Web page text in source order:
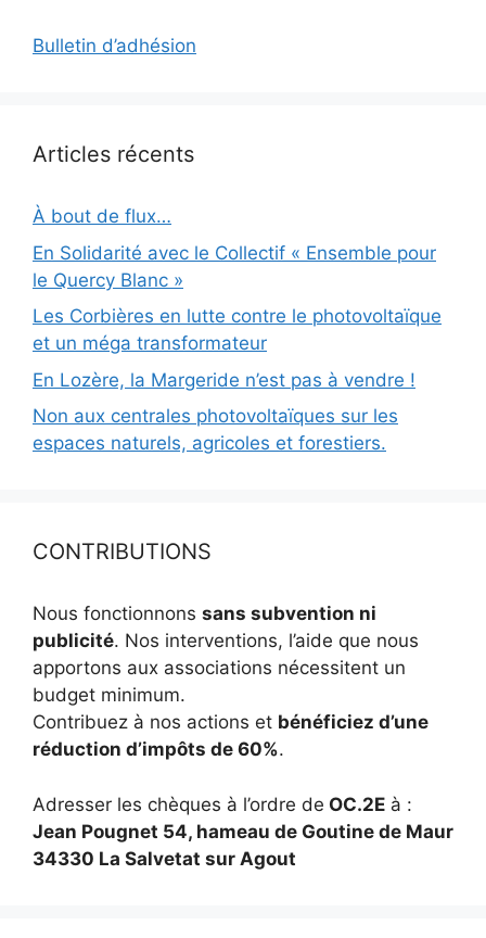
Bulletin d’adhésion
Articles récents
À bout de flux…
En Solidarité avec le Collectif « Ensemble pour
le Quercy Blanc »
Les Corbières en lutte contre le photovoltaïque
et un méga transformateur
En Lozère, la Margeride n’est pas à vendre !
Non aux centrales photovoltaïques sur les
espaces naturels, agricoles et forestiers.
CONTRIBUTIONS
Nous fonctionnons sans subvention ni
publicité. Nos interventions, l’aide que nous
apportons aux associations nécessitent un
budget minimum.
Contribuez à nos actions et bénéficiez d’une
réduction d’impôts de 60%.
Adresser les chèques à l’ordre de OC.2E à :
Jean Pougnet 54, hameau de Goutine de Maur
34330 La Salvetat sur Agout